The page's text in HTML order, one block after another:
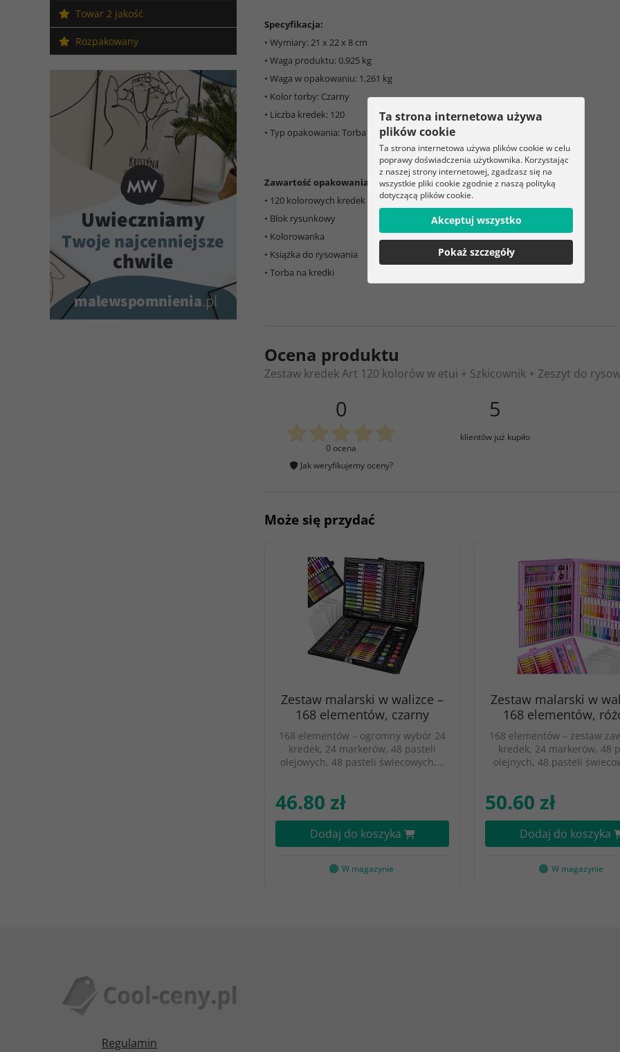
Towar 2 jakość
Rozpakowany
Specyfikacja:
• Wymiary: 21 x 22 x 8 cm
• Waga produktu: 0,925 kg
• Waga w opakowaniu: 1,261 kg
• Kolor torby: Czarny
• Liczba kredek: 120
• Typ opakowania: Torba na zamek z przegródkami
Zawartość opakowania:
• 120 kolorowych kredek
• Blok rysunkowy
• Kolorowanka
• Książka do rysowania
• Torba na kredki
Ocena produktu
Zestaw kredek Art 120 kolorów w etui + Szkicownik + Zeszyt do
0
0 ocena
Jak weryfikujemy oceny?
5
klientów już kupiło
Może się przydać
Zestaw malarski w walizce –
168 elementów, czarny
168 elementów – ogromny wybór 24
kredek, 24 markerów, 48 pasteli
olejowych, 48 pasteli świecowych,…
46.80 zł
Dodaj do koszyka
W magazynie
Zestaw malarski w
168 elementów,
168 elementów – zestaw
kredek, 24 markerów, 48
olejnych, 48 pasteli
50.60 zł
Dodaj do koszyka
W magazynie
Regulamin
Ta strona internetowa używa
plików cookie
Ta strona internetowa używa plików cookie w celu
poprawy doświadczenia użytkownika. Korzystając
z naszej strony internetowej, zgadzasz się na
wszystkie pliki cookie zgodnie z naszą polityką
dotyczącą plików cookie.
Akceptuj wszystko
Pokaż szczegóły